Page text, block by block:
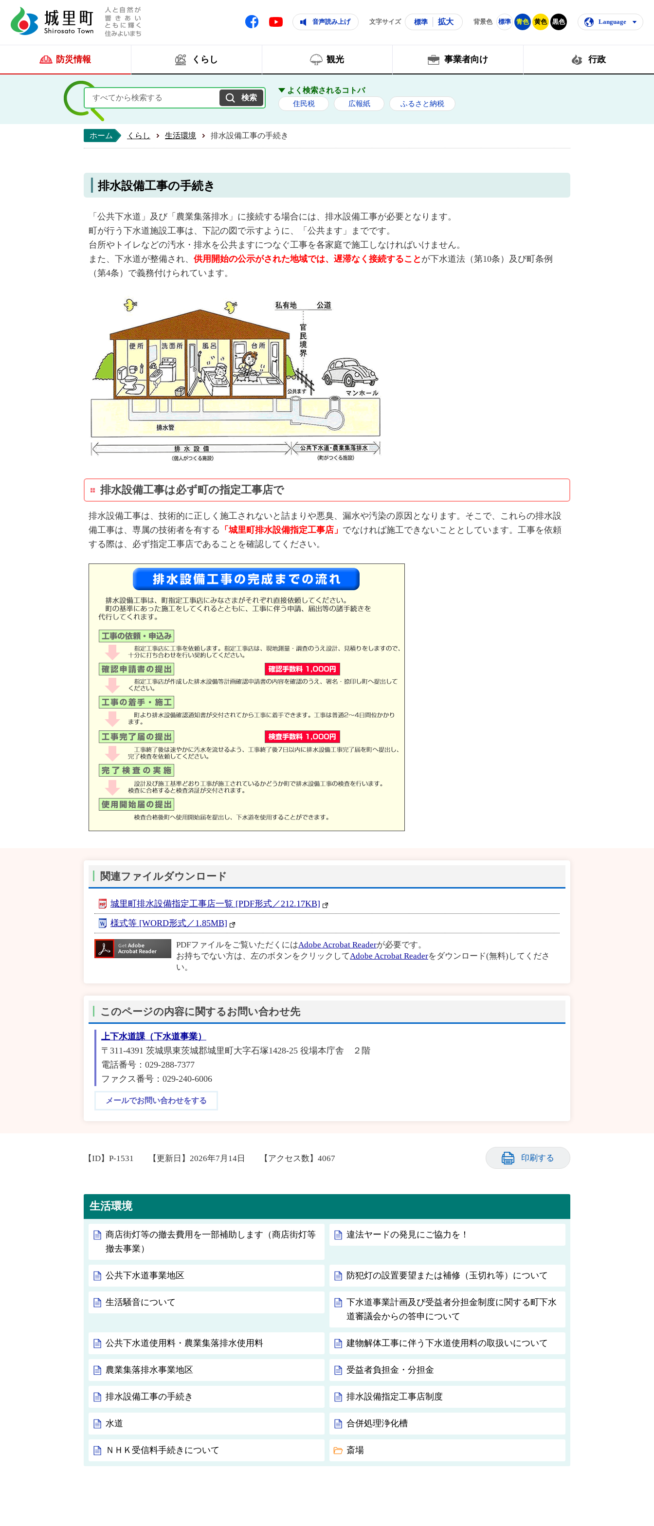
Facebook Youtube 音声読み上げ 文字サイズ 標準 拡大 背景色 標準 青色 黄色 黒色 Language
防災情報 くらし 観光 事業者向け 行政
よく検索されるコトバ
住民税 広報紙 ふるさと納税
ホーム くらし 生活環境 排水設備工事の手続き
排水設備工事の手続き
「公共下水道」及び「農業集落排水」に接続する場合には、排水設備工事が必要となります。
町が行う下水道施設工事は、下記の図で示すように、「公共ます」までです。
台所やトイレなどの汚水・排水を公共ますにつなぐ工事を各家庭で施工しなければいけません。
また、下水道が整備され、 供用開始の公示がされた地域では、遅滞なく接続すること が下水道法（第10条）及び町条例
（第4条）で義務付けられています。
排水設備工事は必ず町の指定工事店で
排水設備工事は、技術的に正しく施工されないと詰まりや悪臭、漏水や汚染の原因となります。そこで、これらの排水設
備工事は、専属の技術者を有する 「城里町排水設備指定工事店」 でなければ施工できないこととしています。工事を依頼
する際は、必ず指定工事店であることを確認してください。
関連ファイルダウンロード
城里町排水設備指定工事店一覧 [PDF形式／212.17KB]
様式等 [WORD形式／1.85MB]
PDFファイルをご覧いただくにはAdobe Acrobat Readerが必要です。
お持ちでない方は、左のボタンをクリックしてAdobe Acrobat Readerをダウンロード(無料)してくださ
い。
このページの内容に関するお問い合わせ先
上下水道課（下水道事業）
〒311-4391 茨城県東茨城郡城里町大字石塚1428‐25 役場本庁舎 ２階
電話番号：029-288-7377
ファクス番号：029-240-6006
メールでお問い合わせをする
【ID】 P-1531 【更新日】 2026年7月14日 【アクセス数】 4067 印刷する
生活環境
商店街灯等の撤去費用を一部補助します（商店街灯等
撤去事業）
違法ヤードの発見にご協力を！
公共下水道事業地区 防犯灯の設置要望または補修（玉切れ等）について
生活騒音について
下水道事業計画及び受益者分担金制度に関する町下水
道審議会からの答申について
公共下水道使用料・農業集落排水使用料 建物解体工事に伴う下水道使用料の取扱いについて
農業集落排水事業地区 受益者負担金・分担金
排水設備工事の手続き 排水設備指定工事店制度
水道 合併処理浄化槽
ＮＨＫ受信料手続きについて 斎場